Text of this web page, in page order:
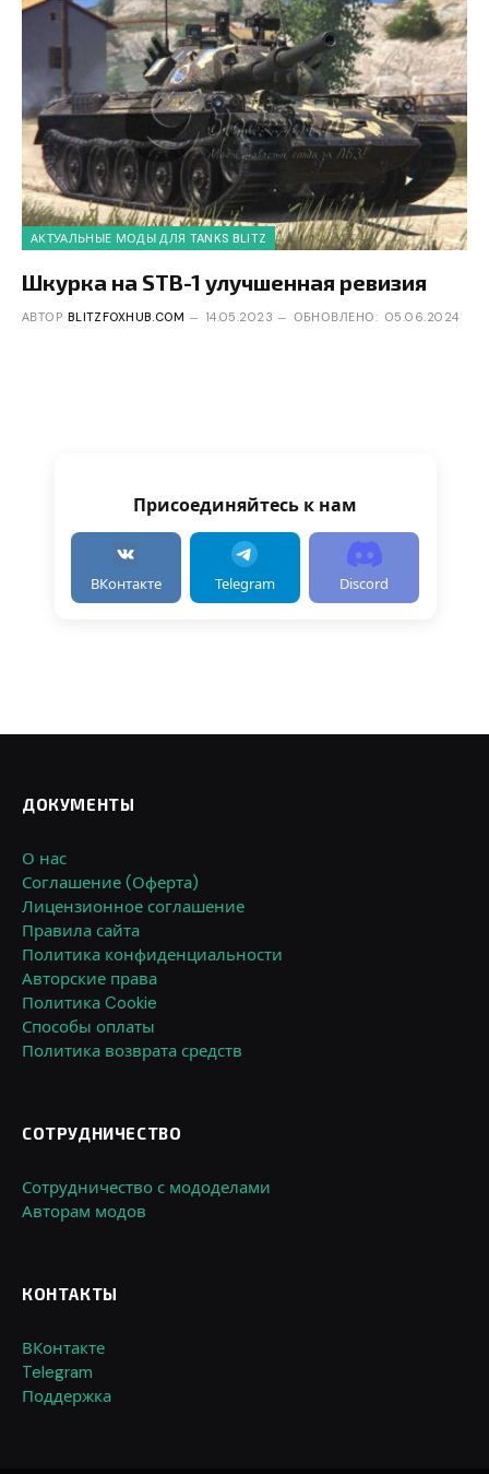
АКТУАЛЬНЫЕ МОДЫ ДЛЯ TANKS BLITZ
Шкурка на STB-1 улучшенная ревизия
АВТОР BLITZFOXHUB.COM 14.05.2023 ОБНОВЛЕНО: 05.06.2024
Присоединяйтесь к нам
ВКонтакте Telegram Discord
ДОКУМЕНТЫ
О нас
Соглашение (Оферта)
Лицензионное соглашение
Правила сайта
Политика конфиденциальности
Авторские права
Политика Cookie
Способы оплаты
Политика возврата средств
СОТРУДНИЧЕСТВО
Сотрудничество с мододелами
Авторам модов
КОНТАКТЫ
ВКонтакте
Telegram
Поддержка